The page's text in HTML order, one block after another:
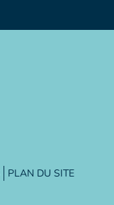
PLAN DU SITE